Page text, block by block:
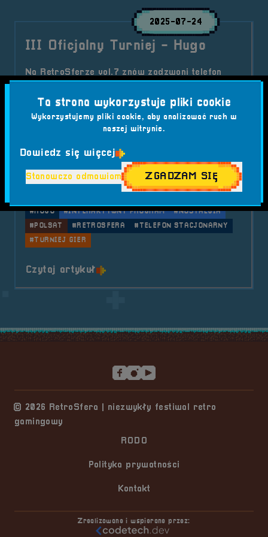
2025-07-24
III Oficjalny Turniej - Hugo
Na RetroSferze vol.7 znów zadzwoni telefon
kultowego Hugo! III Oficjalny Turniej Festiwalu
Komputerów, Gier i Konsol przeniesie
uczestników w czasy, gdy przycisk 6 był
Aktualności RetroSfera vol. 7 Turnieje RS7
#HUGO
#INTERAKTYWNY PROGRAM
#NOSTALGIA
#POLSAT
#RETROSFERA
#TELEFON STACJONARNY
#TURNIEJ GIER
Czytaj artykuło tytule III Oficjalny Turniej
© 2026 RetroSfera | niezwykły festiwal retro
gamingowy
RODO
Polityka prywatności
Kontakt
Zrealizowane i wspierane przez:
Ta strona wykorzystuje pliki cookie
Wykorzystujemy pliki cookie, aby analizować ruch w
naszej witrynie.
Dowiedz się więcej
Stanowczo odmawiam ZGADZAM SIĘ